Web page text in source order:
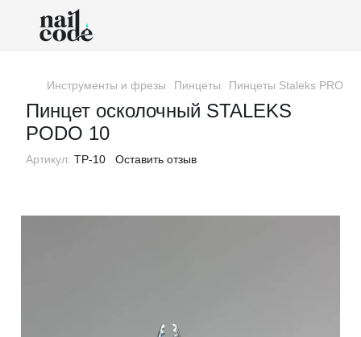
Инструменты и фрезы Пинцеты Пинцеты Staleks PRO
Пинцет осколочный STALEKS
PODO 10
Артикул: TP-10 Оставить отзыв